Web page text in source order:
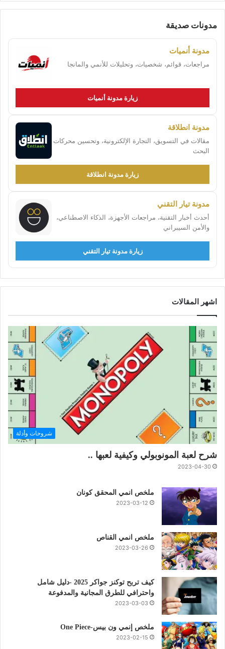
مدونات صديقة
مدونة أنميات
مراجعات، قوائم، شخصيات، وتحليلات للأنمي والمانجا
زيارة مدونة أنميات
مدونة انطلاقة
مقالات في التسويق، التجارة الإلكترونية، وتحسين محركات
البحث
زيارة مدونة انطلاقة
مدونة تيار التقني
أحدث أخبار التقنية، مراجعات الأجهزة، الذكاء الاصطناعي،
والأمن السيبراني
زيارة مدونة تيار التقني
اشهر المقالات
شروحات وأدلة
شرح لعبة المونوبولي وكيفية لعبها ..
2023-04-30
ملخص انمي المحقق كونان
2023-03-12
ملخص انمي القناص
2023-03-26
كيف تربح توكنز جواكر 2025 -دليل شامل
واحترافي للطرق المجانية والمدفوعة
2023-03-03
ملخص إنمي ون بيس-One Piece
2023-02-15